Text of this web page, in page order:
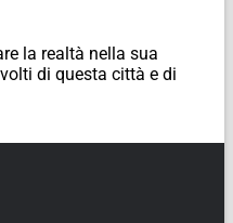
la realtà nella sua
di questa città e di